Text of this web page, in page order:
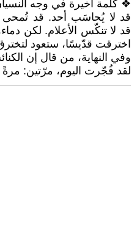
❖ كلمة أخيرة في وجه
قد لا يُحاسَب أحد. قد تُمحى
قد لا تنكّس الأعلام. لكن
اخترقت قدّيسًا، ستعود
وفي النهاية، من قال إن
لقد فُجّرت اليوم، مرّتين: مرةً